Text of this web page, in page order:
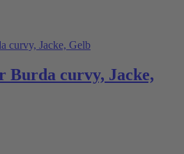
Burda curvy, Jacke,